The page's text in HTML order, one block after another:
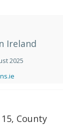
Ireland
2025
County